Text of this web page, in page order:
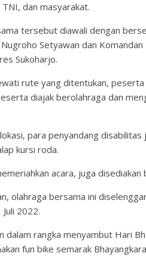
dan masyarakat.
tersebut diawali dengan
Setyawan dan
Sukoharjo.
rute yang ditentukan,
diajak berolahraga dan
para penyandang
kursi roda.
acara, juga
olahraga bersama ini
2022.
dalam rangka menyambut Hari
fun bike semarak